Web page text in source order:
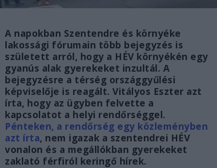
A napokban Szentendre és környéke
lakossági fórumain több bejegyzés is
született arról, hogy a HÉV környékén egy
gyanús alak gyerekeket inzultál. A
bejegyzésre a térség országgyűlési
képviselője is reagált. Vitályos Eszter azt
írta, hogy az ügyben felvette a
kapcsolatot a helyi rendőrséggel.
Pénteken, a rendőrség egy közleményben
azt írta, nem igazak a szentendrei HÉV
vonalon és a megállókban gyerekeket
zaklató férfiról keringő hírek.